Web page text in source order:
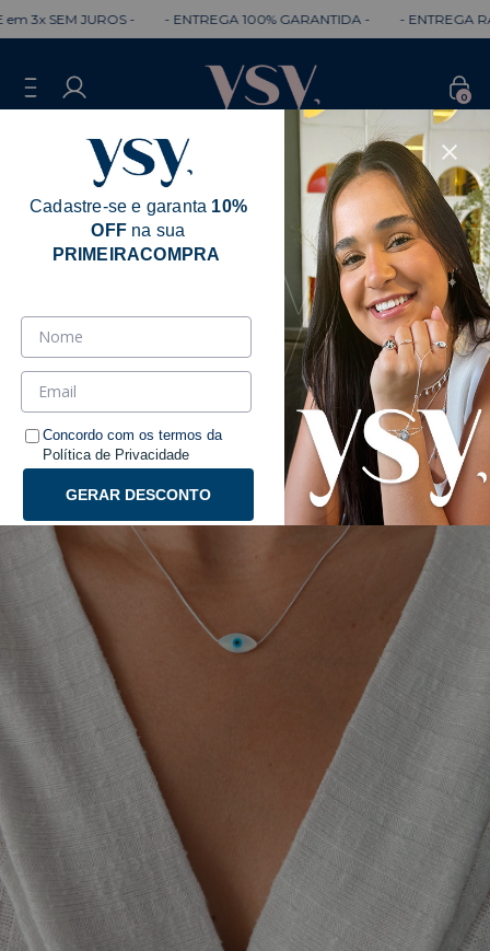
SEM JUROS - - ENTREGA 100% GARANTIDA - - ENTREGA
0
Cadastre-se e garanta 10%
OFF na sua
PRIMEIRACOMPRA
Concordo com os termos da
Política de Privacidade
GERAR DESCONTO